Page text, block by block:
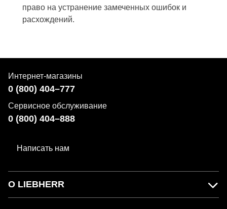
право на устранение замеченных ошибок и
расхождений.
Интернет-магазины
0 (800) 404–777
Сервисное обслуживание
0 (800) 404–888
Написать нам
О LIEBHERR